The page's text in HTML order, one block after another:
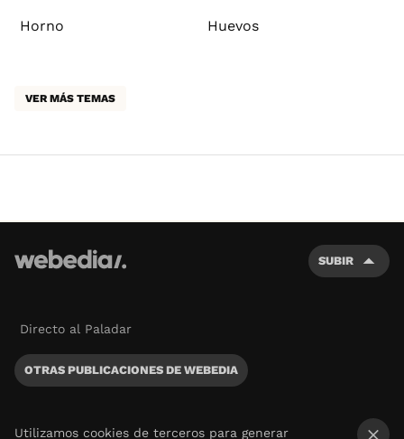
Horno Huevos
VER MÁS TEMAS
SUBIR
Directo al Paladar
OTRAS PUBLICACIONES DE WEBEDIA
Utilizamos cookies de terceros para generar